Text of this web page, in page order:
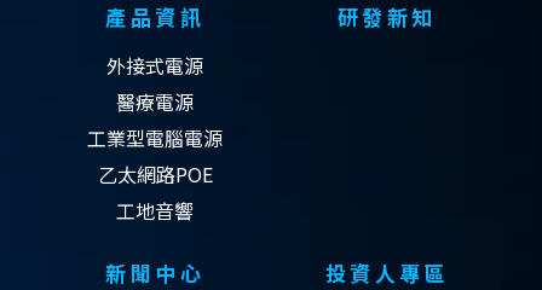
產品資訊
外接式電源
醫療電源
工業型電腦電源
乙太網路POE
工地音響
研發新知
新聞中心 投資人專區